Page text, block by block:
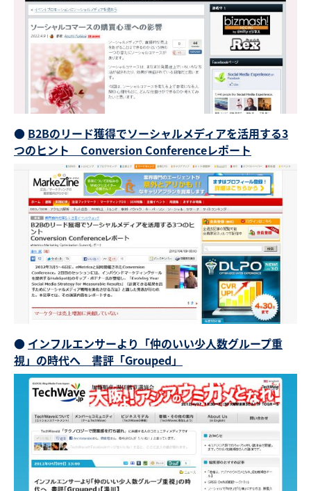
● B2Bのリード獲得でソーシャルメディアを活用する3
つのヒント Conversion Conferenceレポート
● インフルエンサーより「仲のいい少人数グループ重
視」の時代へ 書評「Grouped」